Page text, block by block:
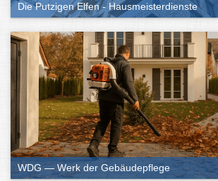
Die Putzigen Elfen - Hausmeisterdienste
WDG — Werk der Gebäudepflege